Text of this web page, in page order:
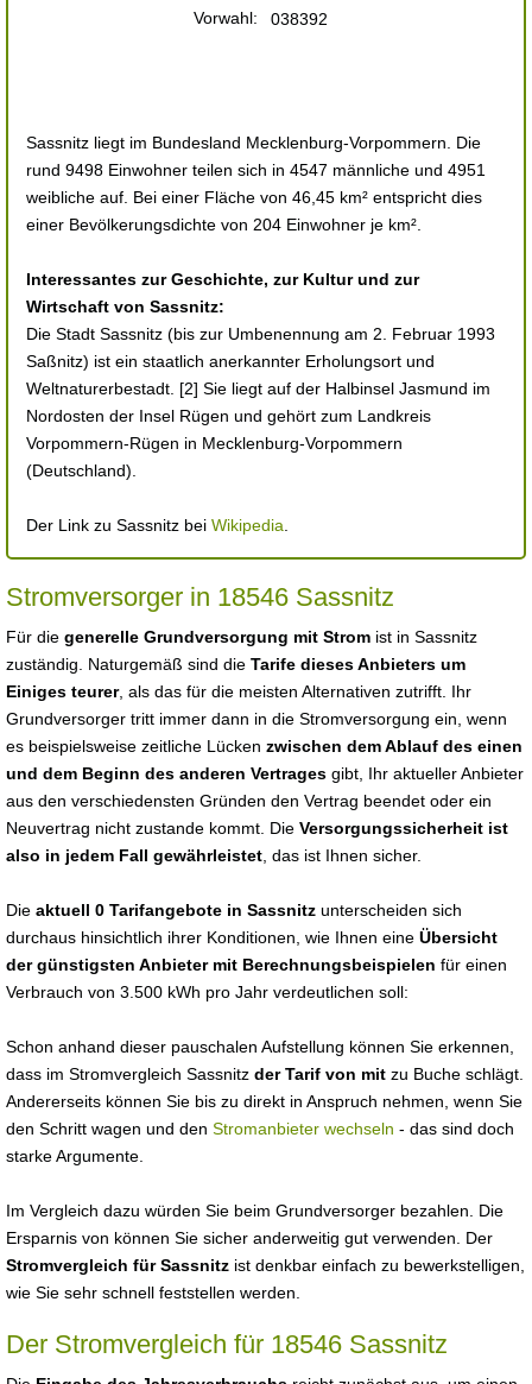
Vorwahl:
038392
Sassnitz liegt im Bundesland Mecklenburg-Vorpommern. Die
rund 9498 Einwohner teilen sich in 4547 männliche und 4951
weibliche auf. Bei einer Fläche von 46,45 km² entspricht dies
einer Bevölkerungsdichte von 204 Einwohner je km².
Interessantes zur Geschichte, zur Kultur und zur
Wirtschaft von Sassnitz:
Die Stadt Sassnitz (bis zur Umbenennung am 2. Februar 1993
Saßnitz) ist ein staatlich anerkannter Erholungsort und
Weltnaturerbestadt. [2] Sie liegt auf der Halbinsel Jasmund im
Nordosten der Insel Rügen und gehört zum Landkreis
Vorpommern-Rügen in Mecklenburg-Vorpommern
(Deutschland).
Der Link zu Sassnitz bei Wikipedia
Stromversorger in 18546 Sassnitz
Für die generelle Grundversorgung mit Strom ist in Sassnitz
zuständig. Naturgemäß sind die Tarife dieses Anbieters um
Einiges teurer, als das für die meisten Alternativen zutrifft. Ihr
Grundversorger tritt immer dann in die Stromversorgung ein, wenn
es beispielsweise zeitliche Lücken zwischen dem Ablauf des einen
und dem Beginn des anderen Vertrages gibt, Ihr aktueller Anbieter
aus den verschiedensten Gründen den Vertrag beendet oder ein
Neuvertrag nicht zustande kommt. Die Versorgungssicherheit ist
also in jedem Fall gewährleistet , das ist Ihnen sicher.
Die aktuell 0 Tarifangebote in Sassnitz unterscheiden sich
durchaus hinsichtlich ihrer Konditionen, wie Ihnen eine Übersicht
der günstigsten Anbieter mit Berechnungsbeispielen für einen
Verbrauch von 3.500 kWh pro Jahr verdeutlichen soll:
Schon anhand dieser pauschalen Aufstellung können Sie erkennen,
dass im Stromvergleich Sassnitz der Tarif von mit zu Buche schlägt.
Andererseits können Sie bis zu direkt in Anspruch nehmen, wenn Sie
den Schritt wagen und den Stromanbieter wechseln - das sind doch
starke Argumente.
Im Vergleich dazu würden Sie beim Grundversorger bezahlen. Die
Ersparnis von können Sie sicher anderweitig gut verwenden. Der
Stromvergleich für Sassnitz ist denkbar einfach zu bewerkstelligen,
wie Sie sehr schnell feststellen werden.
Der Stromvergleich für 18546 Sassnitz